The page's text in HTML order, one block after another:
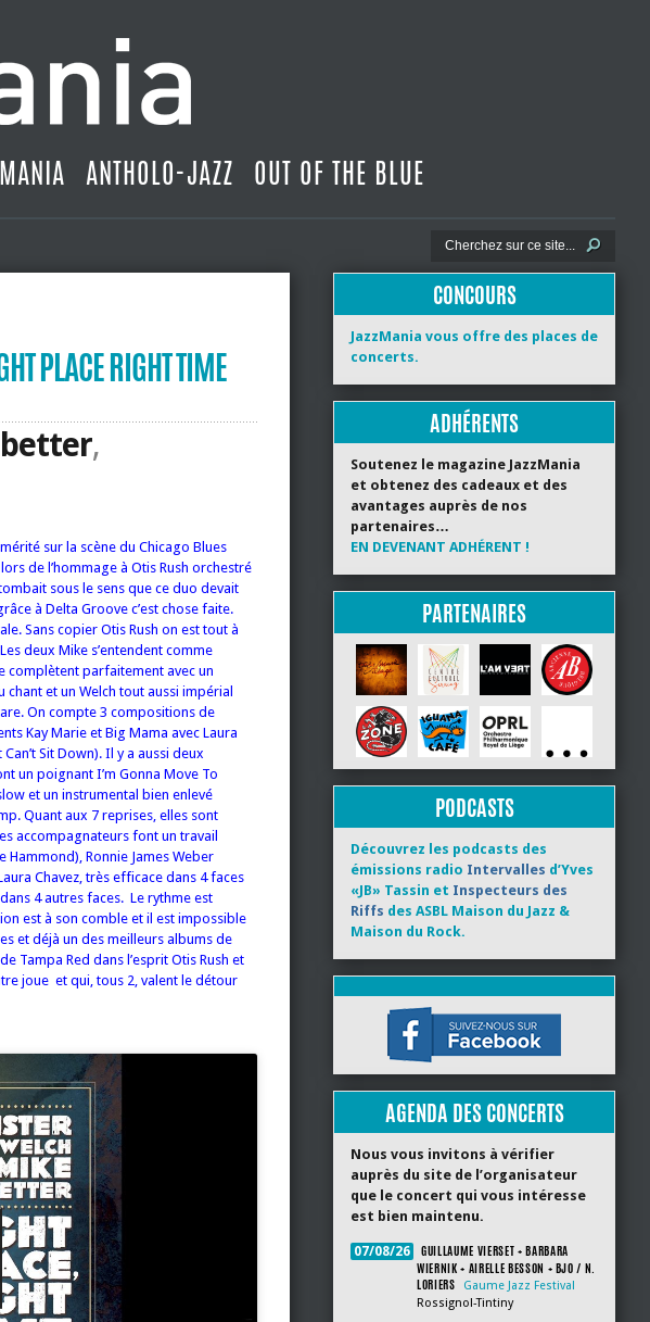
ANTHOLO-JAZZ OUT OF THE BLUE
PLACE RIGHT TIME
,
sur la scène du Chicago Blues
de l’hommage à Otis Rush orchestré
sous le sens que ce duo devait
à Delta Groove c’est chose faite.
Sans copier Otis Rush on est tout à
deux Mike s’entendent comme
complètent parfaitement avec un
et un Welch tout aussi impérial
On compte 3 compositions de
Kay Marie et Big Mama avec Laura
Sit Down). Il y a aussi deux
un poignant I’m Gonna Move To
et un instrumental bien enlevé
Quant aux 7 reprises, elles sont
accompagnateurs font un travail
Ronnie James Weber
Chavez, très efficace dans 4 faces
4 autres faces. Le rythme est
est à son comble et il est impossible
et déjà un des meilleurs albums de
Tampa Red dans l’esprit Otis Rush et
joue et qui, tous 2, valent le détour
CONCOURS
JazzMania vous offre des places de
concerts.
ADHÉRENTS
Soutenez le magazine JazzMania
et obtenez des cadeaux et des
avantages auprès de nos
partenaires…
EN DEVENANT ADHÉRENT !
PARTENAIRES
PODCASTS
Découvrez les podcasts des
émissions radio Intervalles d’Yves
«JB» Tassin et Inspecteurs des
Riffs des ASBL Maison du Jazz &
Maison du Rock.
AGENDA DES CONCERTS
Nous vous invitons à vérifier
auprès du site de l’organisateur
que le concert qui vous intéresse
est bien maintenu.
07/08/26
GUILLAUME VIERSET + BARBARA
WIERNIK + AIRELLE BESSON + BJO / N.
LORIERS
Gaume Jazz Festival
Rossignol-Tintiny